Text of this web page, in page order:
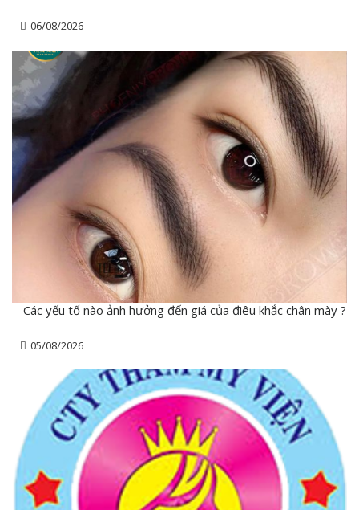
06/08/2026
Các yếu tố nào ảnh hưởng đến giá của điêu khắc chân mày ?
05/08/2026